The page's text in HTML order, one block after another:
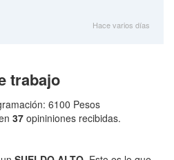
Hace varios días
trabajo
6100 Pesos
37 opininiones recibidas.